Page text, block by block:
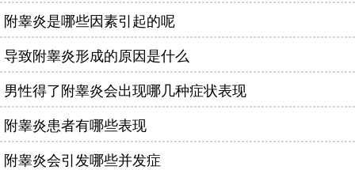
附睾炎是哪些因素引起的呢
导致附睾炎形成的原因是什么
男性得了附睾炎会出现哪几种症状表现
附睾炎患者有哪些表现
附睾炎会引发哪些并发症